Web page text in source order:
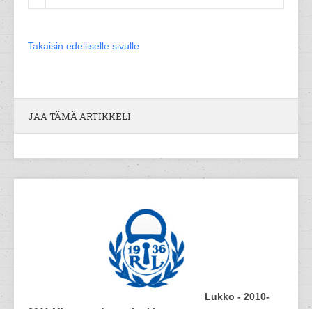
Takaisin edelliselle sivulle
JAA TÄMÄ ARTIKKELI
Lukko - 2010-